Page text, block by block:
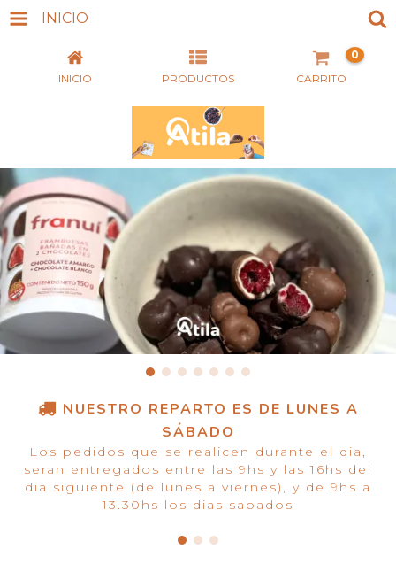
INICIO
INICIO PRODUCTOS CARRITO
0
NUESTRO REPARTO ES DE LUNES A
SÁBADO
Los pedidos que se realicen durante el dia,
seran entregados entre las 9hs y las 16hs del
dia siguiente (de lunes a viernes), y de 9hs a
13.30hs los dias sabados